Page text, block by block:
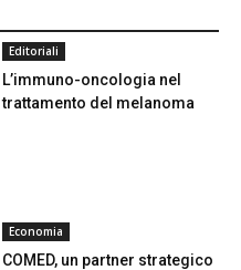
Editoriali
L’immuno-oncologia nel
trattamento del melanoma
Economia
COMED, un partner strategico